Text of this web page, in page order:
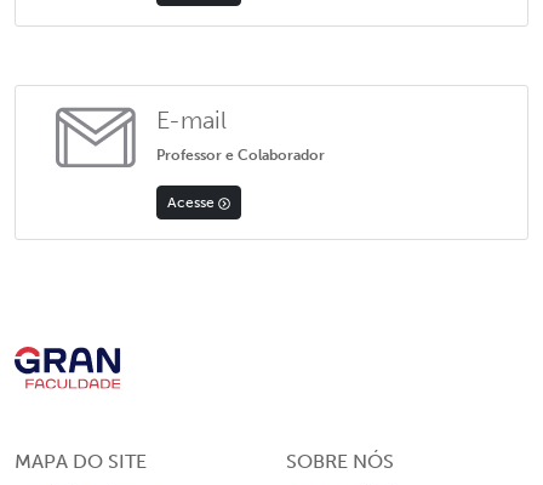
E-mail
Professor e Colaborador
Acesse
MAPA DO SITE SOBRE NÓS